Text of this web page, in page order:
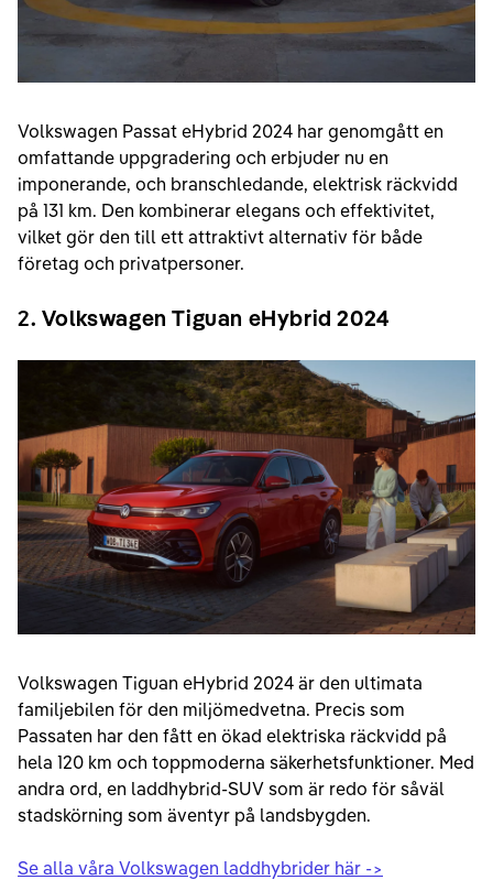
Volkswagen Passat eHybrid 2024 har genomgått en
omfattande uppgradering och erbjuder nu en
imponerande, och branschledande, elektrisk räckvidd
på 131 km. Den kombinerar elegans och effektivitet,
vilket gör den till ett attraktivt alternativ för både
företag och privatpersoner.
2. Volkswagen Tiguan eHybrid 2024
Volkswagen Tiguan eHybrid 2024 är den ultimata
familjebilen för den miljömedvetna. Precis som
Passaten har den fått en ökad elektriska räckvidd på
hela 120 km och toppmoderna säkerhetsfunktioner. Med
andra ord, en laddhybrid-SUV som är redo för såväl
stadskörning som äventyr på landsbygden.
Se alla våra Volkswagen laddhybrider här ->